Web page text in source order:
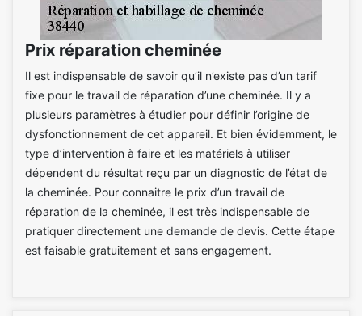
Prix réparation cheminée
Il est indispensable de savoir qu’il n’existe pas d’un tarif
fixe pour le travail de réparation d’une cheminée. Il y a
plusieurs paramètres à étudier pour définir l’origine de
dysfonctionnement de cet appareil. Et bien évidemment, le
type d’intervention à faire et les matériels à utiliser
dépendent du résultat reçu par un diagnostic de l’état de
la cheminée. Pour connaitre le prix d’un travail de
réparation de la cheminée, il est très indispensable de
pratiquer directement une demande de devis. Cette étape
est faisable gratuitement et sans engagement.